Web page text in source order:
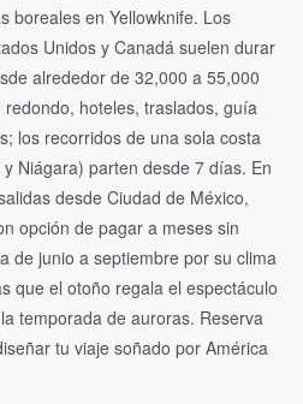
boreales en Yellowknife. Los
Unidos y Canadá suelen durar
alrededor de 32,000 a 55,000
hoteles, traslados, guía
los recorridos de una sola costa
Niágara) parten desde 7 días. En
desde Ciudad de México,
opción de pagar a meses sin
de junio a septiembre por su clima
que el otoño regala el espectáculo
temporada de auroras. Reserva
tu viaje soñado por América